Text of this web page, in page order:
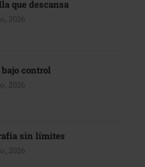
que descansa
2026
control
2026
sin límites
2026